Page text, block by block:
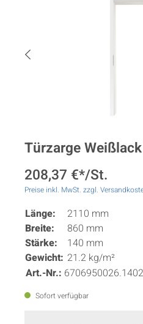
Türzarge
208,37 €*/St.
Preise inkl. MwSt. zzgl.
Länge:
2110 mm
Breite:
860 mm
Stärke:
140 mm
Gewicht: 21.2 kg/m²
Art.-Nr.: 6706950026.1402
Sofort verfügbar